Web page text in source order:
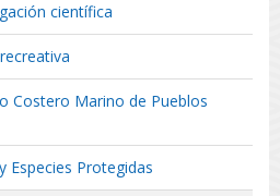
científica
Costero Marino de Pueblos
Especies Protegidas